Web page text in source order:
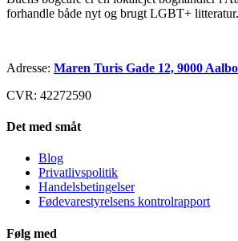
forhandle både nyt og brugt LGBT+ litteratur.
Adresse: Maren Turis Gade 12, 9000
CVR: 42272590
Det med småt
Blog
Privatlivspolitik
Handelsbetingelser
Fødevarestyrelsens kontrolrapport
Følg med